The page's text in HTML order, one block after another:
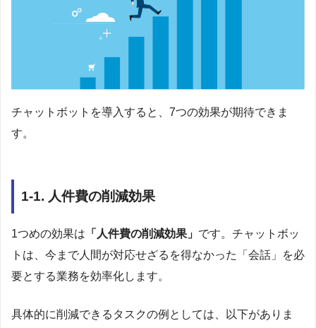
チャットボットを導入すると、7つの効果が期待できま
す。
1-1. 人件費の削減効果
1つめの効果は 「人件費の削減効果」 です。チャットボッ
トは、今まで人間が対応せざるを得なかった「会話」を必
要とする業務を効率化します。
具体的に削減できるタスクの例としては、以下がありま